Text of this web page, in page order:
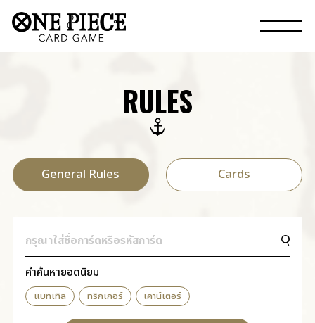
RULES
General Rules Cards
คำค้นหายอดนิยม
แบทเทิล ทริกเกอร์ เคาน์เตอร์